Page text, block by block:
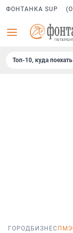
ФОНТАНКА SUP
Топ-10, куда поехать
ГОРОД БИЗНЕС